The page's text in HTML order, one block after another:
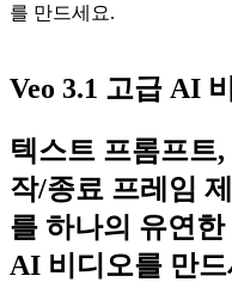
를 만드세요.
Veo 3.1 고급 AI
텍스트 프롬프트
작/종료 프레임
를 하나의 유연
AI 비디오를 만